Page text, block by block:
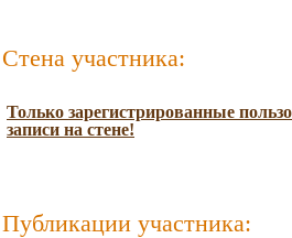
Стена участника:
Только зарегистрированные
записи на стене!
Публикации участника: